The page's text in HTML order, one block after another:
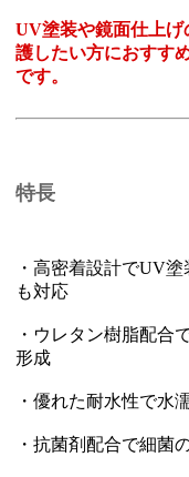
UV塗装や鏡面仕上
護したい方におすす
です。
特長
・高密着設計でUV
も対応
・ウレタン樹脂配合
形成
・優れた耐水性で水
・抗菌剤配合で細菌